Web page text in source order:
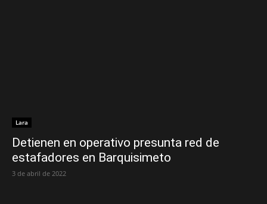
Lara
Detienen en operativo presunta red de
estafadores en Barquisimeto
3 de abril de 2022